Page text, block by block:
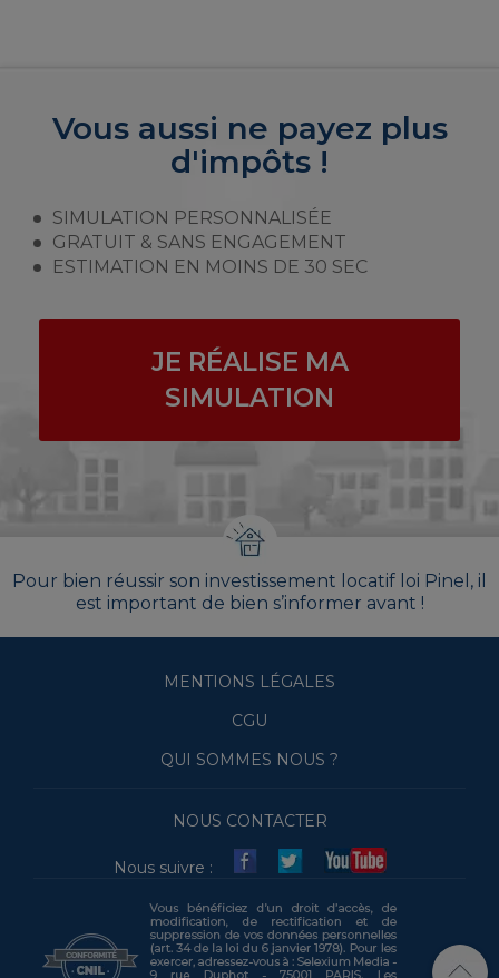
Vous aussi ne payez plus
d'impôts !
SIMULATION PERSONNALISÉE
GRATUIT & SANS ENGAGEMENT
ESTIMATION EN MOINS DE 30 SEC
JE RÉALISE MA
SIMULATION
Pour bien réussir son investissement locatif loi Pinel, il
est important de bien s’informer avant !
MENTIONS LÉGALES
CGU
QUI SOMMES NOUS ?
NOUS CONTACTER
Nous suivre :